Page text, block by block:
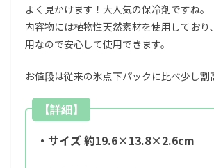
よく見かけます！大人気の保冷剤ですね。
内容物には植物性天然素材を使用しており
用なので安心して使用できます。
お値段は従来の氷点下パックに比べ少し割
【詳細】
・サイズ 約19.6×13.8×2.6cm